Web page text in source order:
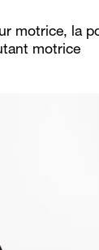
motrice, la
motrice